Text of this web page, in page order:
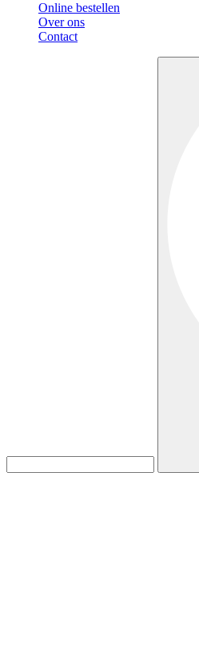
Online bestellen
Over ons
Contact